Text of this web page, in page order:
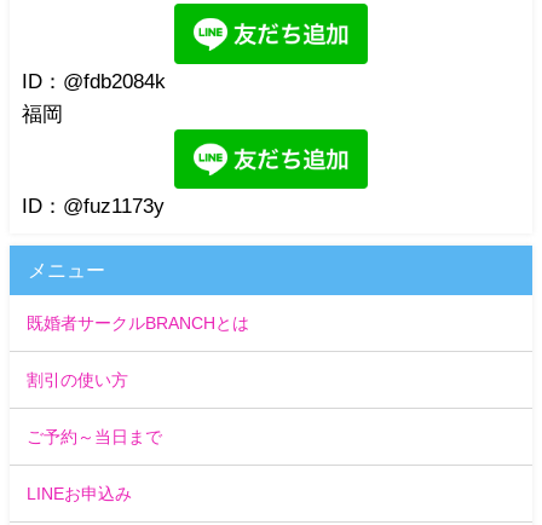
ID：@fdb2084k
福岡
ID：@fuz1173y
メニュー
既婚者サークルBRANCHとは
割引の使い方
ご予約～当日まで
LINEお申込み